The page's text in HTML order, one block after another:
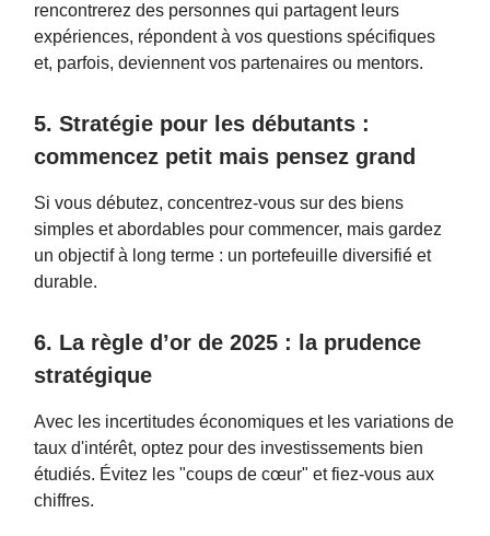
rencontrerez des personnes qui partagent leurs
expériences, répondent à vos questions spécifiques
et, parfois, deviennent vos partenaires ou mentors.
5. Stratégie pour les débutants :
commencez petit mais pensez grand
Si vous débutez, concentrez-vous sur des biens
simples et abordables pour commencer, mais gardez
un objectif à long terme : un portefeuille diversifié et
durable.
6. La règle d’or de 2025 : la prudence
stratégique
Avec les incertitudes économiques et les variations de
taux d'intérêt, optez pour des investissements bien
étudiés. Évitez les "coups de cœur" et fiez-vous aux
chiffres.